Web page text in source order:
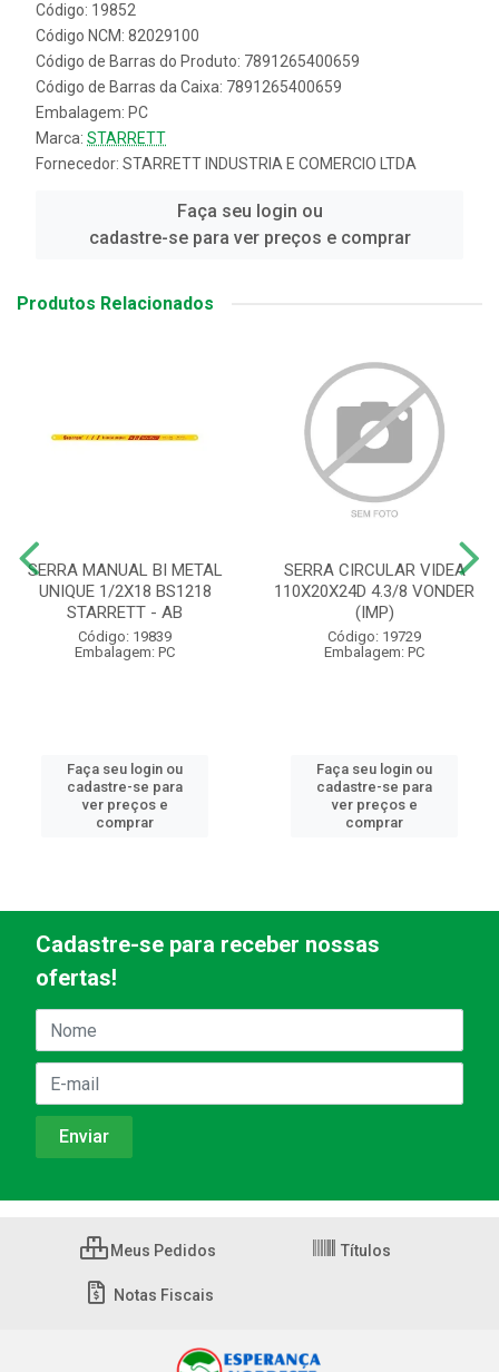
Código: 19852
Código NCM: 82029100
Código de Barras do Produto: 7891265400659
Código de Barras da Caixa: 7891265400659
Embalagem: PC
Marca: STARRETT
Fornecedor: STARRETT INDUSTRIA E COMERCIO LTDA
Faça seu login ou
cadastre-se para ver preços e comprar
Produtos Relacionados
SERRA MANUAL BI METAL
UNIQUE 1/2X18 BS1218
STARRETT - AB
Código: 19839
Embalagem: PC
Faça seu login ou
cadastre-se para
ver preços e
comprar
SERRA CIRCULAR VIDEA
110X20X24D 4.3/8 VONDER
(IMP)
Código: 19729
Embalagem: PC
Faça seu login ou
cadastre-se para
ver preços e
comprar
Cadastre-se para receber nossas
ofertas!
Meus Pedidos Títulos
Notas Fiscais